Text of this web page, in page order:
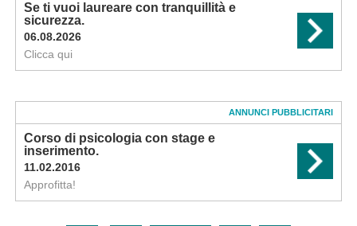
Se ti vuoi laureare con tranquillità e
sicurezza.
06.08.2026
Clicca qui
ANNUNCI PUBBLICITARI
Corso di psicologia con stage e
inserimento.
11.02.2016
Approfitta!